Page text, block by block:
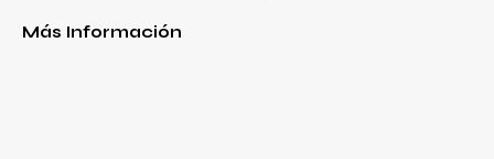
Más Información